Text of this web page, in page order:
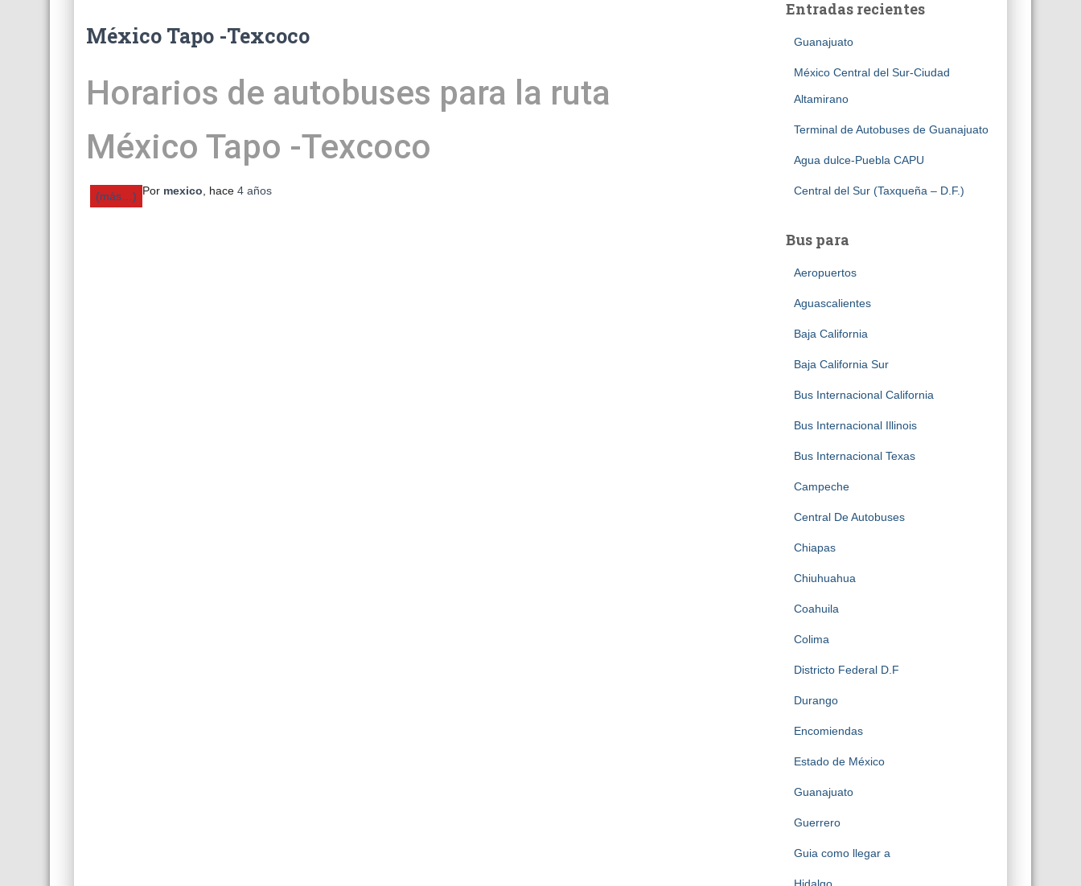
México Tapo -Texcoco
Horarios de autobuses para la ruta
México Tapo -Texcoco
(más…) Por mexico , hace 4 años
Entradas recientes
Guanajuato
México Central del Sur-Ciudad
Altamirano
Terminal de Autobuses de Guanajuato
Agua dulce-Puebla CAPU
Central del Sur (Taxqueña – D.F.)
Bus para
Aeropuertos
Aguascalientes
Baja California
Baja California Sur
Bus Internacional California
Bus Internacional Illinois
Bus Internacional Texas
Campeche
Central De Autobuses
Chiapas
Chiuhuahua
Coahuila
Colima
Districto Federal D.F
Durango
Encomiendas
Estado de México
Guanajuato
Guerrero
Guia como llegar a